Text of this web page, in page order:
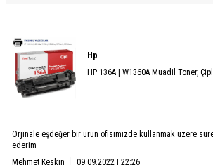
Hp
HP 136A | W1360A Muadil Toner,
Orjinale eşdeğer bir ürün ofisimizde kullanmak üzere
ederim
Mehmet Keskin
09.09.2022 | 22:26